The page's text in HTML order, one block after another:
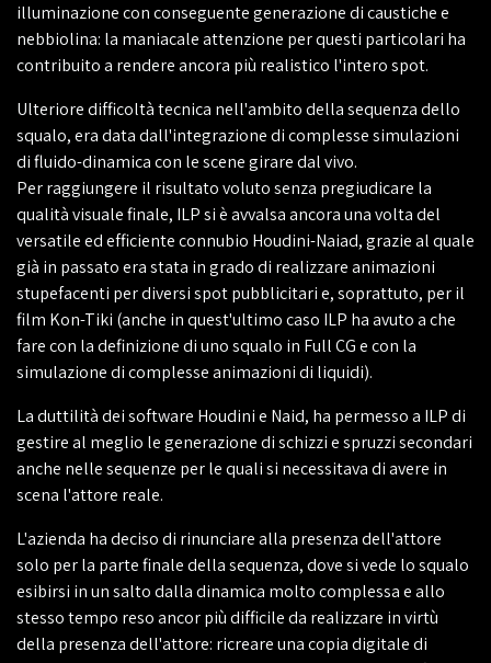
illuminazione con conseguente generazione di caustiche e
nebbiolina: la maniacale attenzione per questi particolari ha
contribuito a rendere ancora più realistico l'intero spot.
Ulteriore difficoltà tecnica nell'ambito della sequenza dello
squalo, era data dall'integrazione di complesse simulazioni
di fluido-dinamica con le scene girare dal vivo.
Per raggiungere il risultato voluto senza pregiudicare la
qualità visuale finale, ILP si è avvalsa ancora una volta del
versatile ed efficiente connubio Houdini-Naiad, grazie al quale
già in passato era stata in grado di realizzare animazioni
stupefacenti per diversi spot pubblicitari e, soprattuto, per il
film Kon-Tiki (anche in quest'ultimo caso ILP ha avuto a che
fare con la definizione di uno squalo in Full CG e con la
simulazione di complesse animazioni di liquidi).
La duttilità dei software Houdini e Naid, ha permesso a ILP di
gestire al meglio le generazione di schizzi e spruzzi secondari
anche nelle sequenze per le quali si necessitava di avere in
scena l'attore reale.
L'azienda ha deciso di rinunciare alla presenza dell'attore
solo per la parte finale della sequenza, dove si vede lo squalo
esibirsi in un salto dalla dinamica molto complessa e allo
stesso tempo reso ancor più difficile da realizzare in virtù
della presenza dell'attore: ricreare una copia digitale di